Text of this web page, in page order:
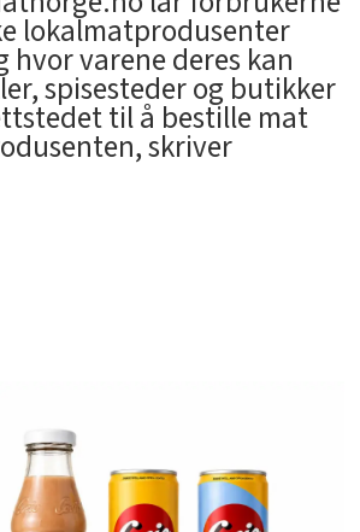
lokalmatprodusenter
hvor varene deres kan
spisesteder og butikker
til å bestille mat
skriver